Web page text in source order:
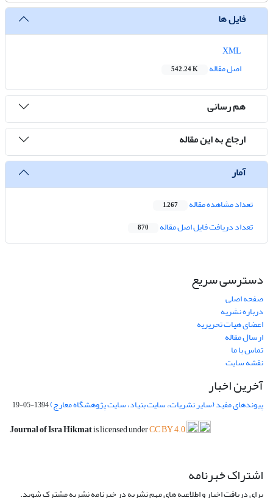
فایل ها
اصل مقاله
542.24 K
هم رسانی
ارجاع به این مقاله
آمار
تعداد مشاهده مقاله 1,267
تعداد دریافت فایل اصل مقاله 870
دسترسی سریع
صفحه اصلی
درباره نشریه
اعضای هیات تحریریه
ارسال مقاله
تماس با ما
نقشه سایت
آخرین اخبار
پیوندهای مفید (سایر نشریات، سایت بنیاد، سایت پژوهشگاه معارج)1394-05-19
Journal of Isra Hikmatis licensed underCC BY 4.0
اشتراک خبرنامه
برای دریافت اخبار و اطلاعیه های مهم نشریه در خبرنامه نشریه مشترک شوید.